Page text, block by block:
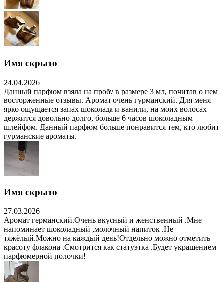
Имя скрыто
24.04.2026
Данный парфюм взяла на пробу в размере 3 мл, почитав о нем
восторженные отзывы. Аромат очень гурманский. Для меня
ярко ощущается запах шоколада и ванили, на моих волосах
держится довольно долго, больше 6 часов шоколадным
шлейфом. Данный парфюм больше понравится тем, кто любит
гурманские ароматы.
Имя скрыто
27.03.2026
Аромат германский.Очень вкусный и женственный .Мне
напоминает шоколадный ,молочный напиток .Не
тяжёлый.Можно на каждый день!Отдельно можно отметить
красоту флакона .Смотрится как статуэтка .Будет украшением
парфюмерной полочки!